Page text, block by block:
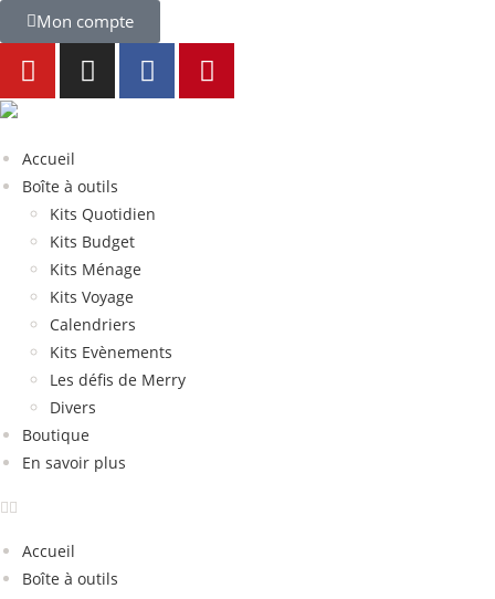
Mon compte
Accueil
Boîte à outils
Kits Quotidien
Kits Budget
Kits Ménage
Kits Voyage
Calendriers
Kits Evènements
Les défis de Merry
Divers
Boutique
En savoir plus
Accueil
Boîte à outils